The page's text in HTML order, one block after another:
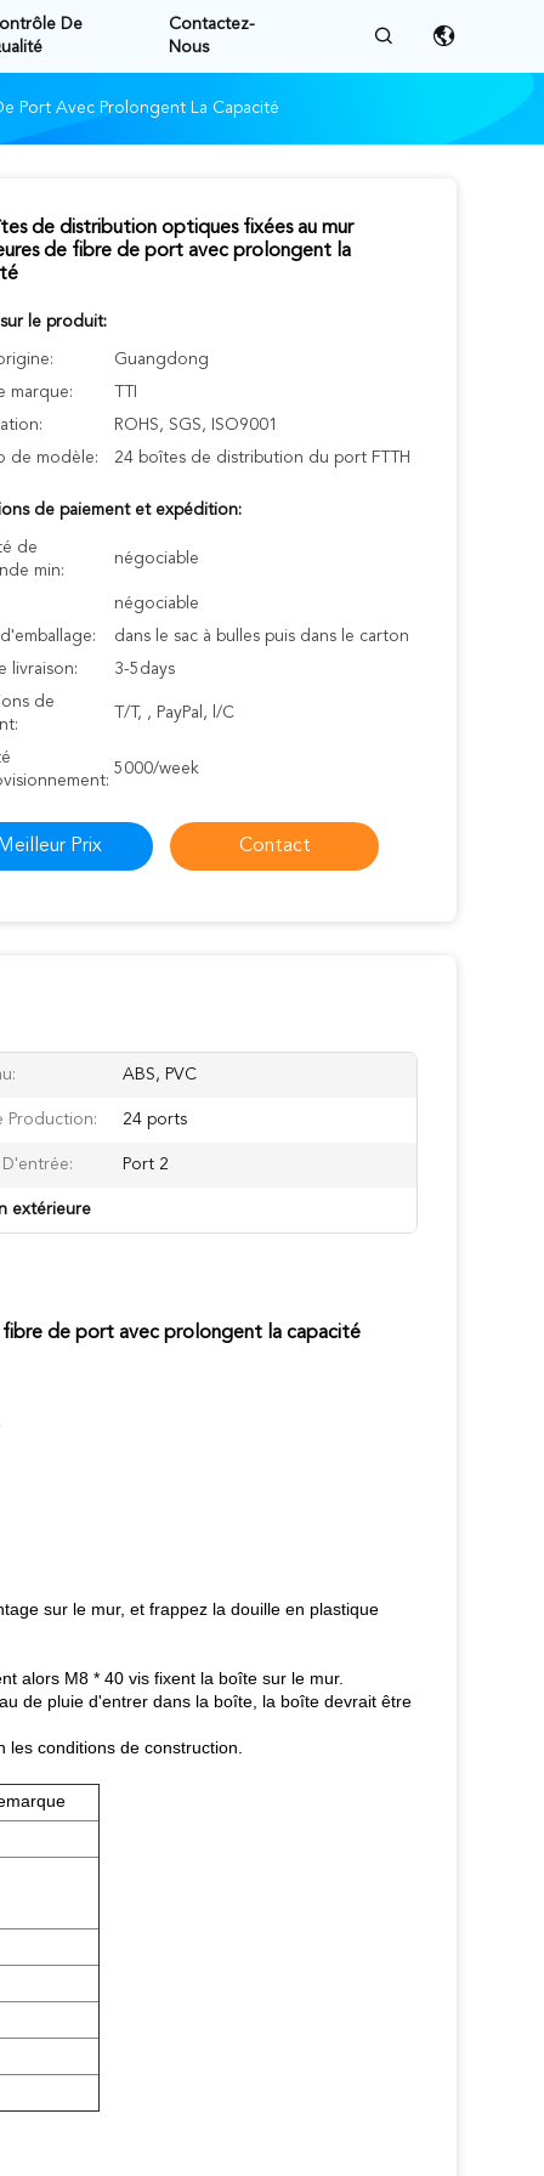
De
Contactez-
Nous
Port Avec Prolongent La Capacité
de distribution optiques fixées au mur
de fibre de port avec prolongent la
le produit:
Guangdong
marque:
ROHS, SGS, ISO9001
de modèle:
24 boîtes de distribution du port FTTH
de paiement et expédition:
de
min:
négociable
négociable
dans le sac à bulles puis dans le carton
livraison:
3-5days
de
T/T, , PayPal, l/C
5000/week
Prix Contact
ABS, PVC
Production: 24 ports
Port 2
extérieure
de port avec prolongent la capacité
sur le mur, et frappez la douille en plastique
alors M8 * 40 vis fixent la boîte sur le mur.
de pluie d'entrer dans la boîte, la boîte devrait être
conditions de construction.